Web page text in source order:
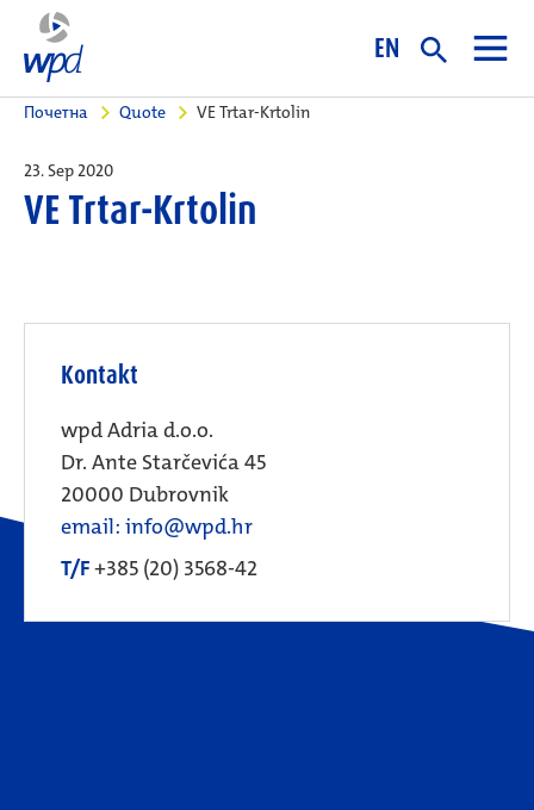
EN
Почетна Quote VE Trtar-Krtolin
23. Sep 2020
VE Trtar-Krtolin
Kontakt
wpd Adria d.o.o.
Dr. Ante Starčevića 45
20000 Dubrovnik
email: info@wpd.hr
T/F+385 (20) 3568-42